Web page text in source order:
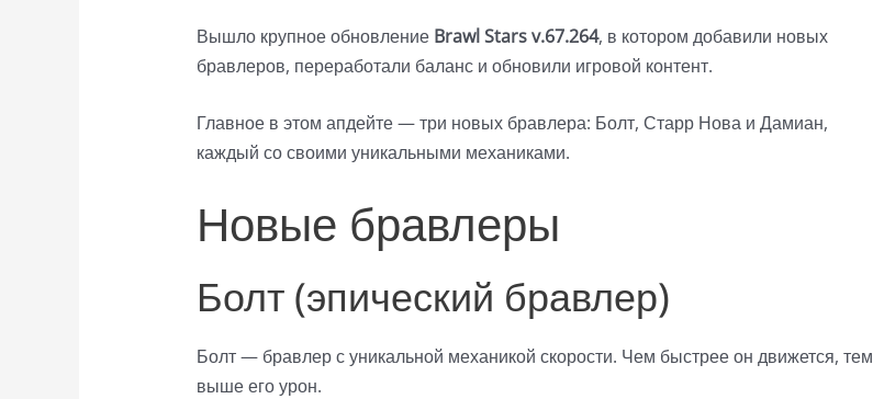
Вышло крупное обновление Brawl Stars v.67.264, в котором добавили новых
бравлеров, переработали баланс и обновили игровой контент.
Главное в этом апдейте — три новых бравлера: Болт, Старр Нова и Дамиан,
каждый со своими уникальными механиками.
Новые бравлеры
Болт (эпический бравлер)
Болт — бравлер с уникальной механикой скорости. Чем быстрее он движется, тем
выше его урон.